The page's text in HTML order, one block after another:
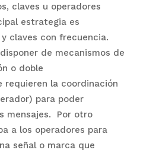
claves u operadores
estrategia es
claves con frecuencia.
de mecanismos de
o doble
requieren la coordinación
para poder
mensajes.
Por otro
a los operadores para
señal o marca que